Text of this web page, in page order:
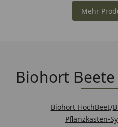
Mehr
Biohort
Biohort HochBeet/
Pflanzkasten-